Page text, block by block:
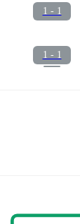
1 - 1
1 - 1